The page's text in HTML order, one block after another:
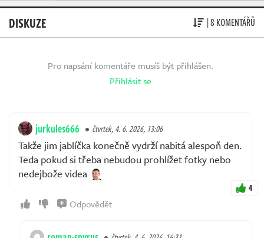
DISKUZE | 8 KOMENTÁŘŮ
Pro napsání komentáře musíš být přihlášen.
Přihlásit se
jurkules666 čtvrtek, 4. 6. 2026, 13:06
Takže jim jablíčka konečně vydrží nabitá alespoň den.
Teda pokud si třeba nebudou prohlížet fotky nebo
nedejbože videa
4
Odpovědět